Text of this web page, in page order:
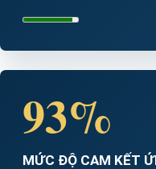
93%
MỨC ĐỘ CAM KẾT